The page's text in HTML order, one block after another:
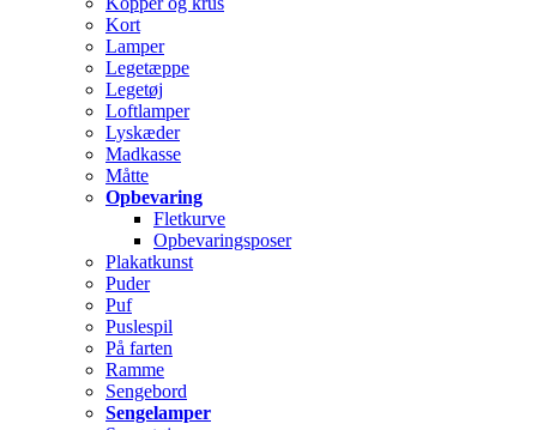
Kort
Lamper
Legetæppe
Legetøj
Loftlamper
Lyskæder
Madkasse
Måtte
Opbevaring
Fletkurve
Opbevaringsposer
Plakatkunst
Puder
Puf
Puslespil
På farten
Ramme
Sengebord
Sengelamper